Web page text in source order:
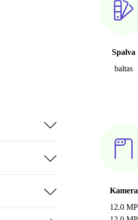
Spalva
baltas
Kamera
12.0 MP